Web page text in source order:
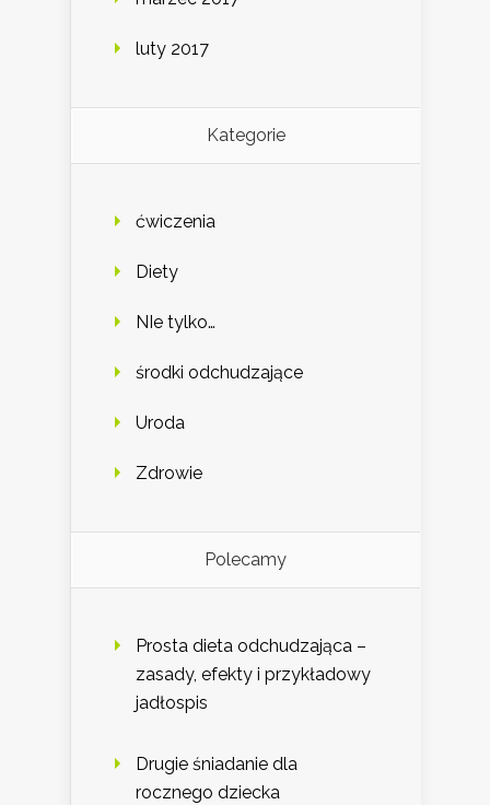
luty 2017
Kategorie
ćwiczenia
Diety
NIe tylko…
środki odchudzające
Uroda
Zdrowie
Polecamy
Prosta dieta odchudzająca –
zasady, efekty i przykładowy
jadłospis
Drugie śniadanie dla
rocznego dziecka